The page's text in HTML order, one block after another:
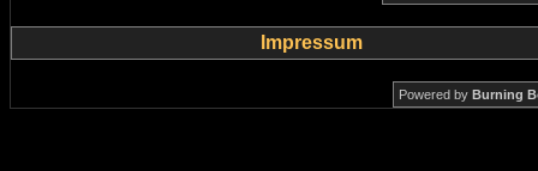
Impressum
Powered by Burning